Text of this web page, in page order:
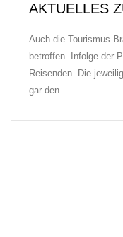
AKTUELLES
Auch die Tourismus-
betroffen. Infolge der
Reisenden. Die
gar den…